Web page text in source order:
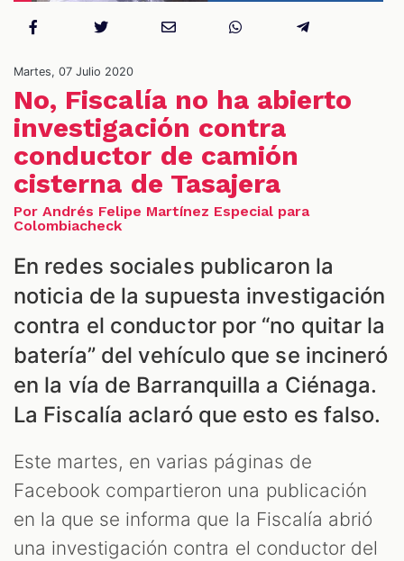
Martes, 07 Julio 2020
No, Fiscalía no ha abierto
investigación contra
conductor de camión
cisterna de Tasajera
Por Andrés Felipe Martínez Especial para
Colombiacheck
En redes sociales publicaron la
noticia de la supuesta investigación
contra el conductor por “no quitar la
batería” del vehículo que se incineró
en la vía de Barranquilla a Ciénaga.
La Fiscalía aclaró que esto es falso.
Este martes, en varias páginas de
Facebook compartieron una publicación
en la que se informa que la Fiscalía abrió
una investigación contra el conductor del